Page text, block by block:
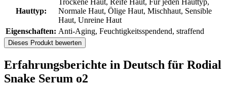
Hauttyp:
Trockene Haut, Reife Haut, Für jeden Hauttyp,
Normale Haut, Ölige Haut, Mischhaut, Sensible
Haut, Unreine Haut
Eigenschaften: Anti-Aging, Feuchtigkeitsspendend, straffend
Dieses Produkt bewerten
Erfahrungsberichte in Deutsch für Rodial
Snake Serum o2